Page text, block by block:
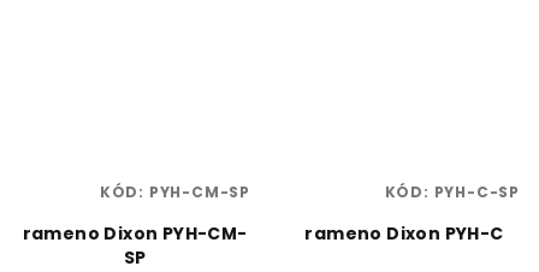
rameno Dixon PYH-CM-
SP
KÓD: PYH-CM-SP
rameno Dixon PYH-C
KÓD: PYH-C-SP